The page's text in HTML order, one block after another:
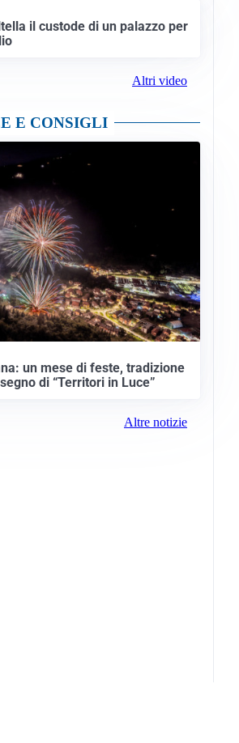
il custode di un palazzo per
Altri video
E CONSIGLI
un mese di feste, tradizione
di “Territori in Luce”
Altre notizie